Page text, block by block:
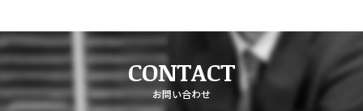
CONTACT
お問い合わせ